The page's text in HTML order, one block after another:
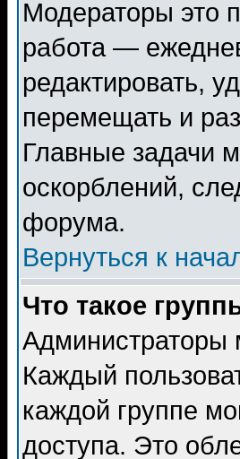
Модераторы это
работа —
редактировать,
перемещать и
Главные задачи
оскорблений,
форума.
Вернуться к
Что такое
Администраторы
Каждый
каждой группе
доступа. Это